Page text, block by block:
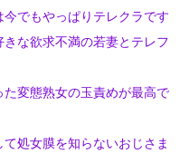
でもやっぱりテレクラです
な欲求不満の若妻とテレフ
変態熟女の玉責めが最高で
処女膜を知らないおじさま